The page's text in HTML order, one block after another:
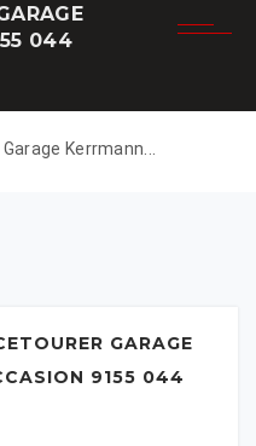
044
Kerrmann...
GARAGE
9155 044